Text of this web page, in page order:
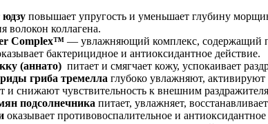
юдзу повышает упругость и уменьшает глубину
волокон коллагена.
Complex™ — увлажняющий комплекс, содержащий
бактерицидное и антиоксидантное действие.
(аннато)питает и смягчает кожу, успокаивает
гриба тремелла глубоко увлажняют,
и снижают чувствительность к внешним
подсолнечника питает, увлажняет,
оказывает противовоспалительное и